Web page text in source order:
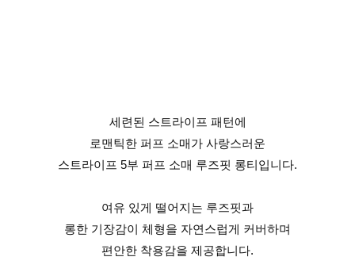
세련된 스트라이프 패턴에
로맨틱한 퍼프 소매가 사랑스러운
스트라이프 5부 퍼프 소매 루즈핏 롱티입니다.
여유 있게 떨어지는 루즈핏과
롱한 기장감이 체형을 자연스럽게 커버하며
편안한 착용감을 제공합니다.